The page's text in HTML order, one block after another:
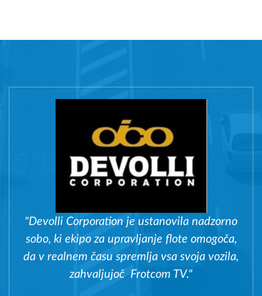
"Devolli Corporation je ustanovila nadzorno
sobo, ki ekipo za upravljanje flote omogoča,
da v realnem času spremlja vsa svoja vozila,
zahvaljujoč Frotcom TV."